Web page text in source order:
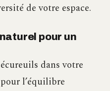
de votre espace.
pour un
dans votre
l’équilibre